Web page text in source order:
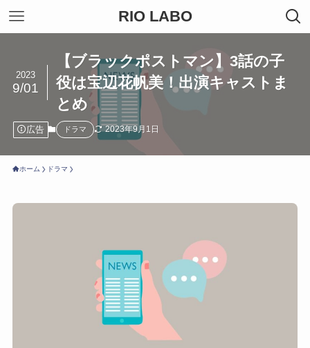
RIO LABO
【ブラックポストマン】3話の子
役は宝辺花帆美！出演キャストま
とめ
2023
9/01
広告 ドラマ 2023年9月1日
ホーム ドラマ